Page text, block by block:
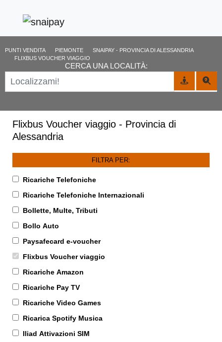
PUNTI VENDITA PIEMONTE
SNAIPAY - PROVINCIA DI ALESSANDRIA
FLIXBUS VOUCHER VIAGGIO
CERCA UNA LOCALITÀ:
Flixbus Voucher viaggio - Provincia di
Alessandria
FILTRA PER:
Ricariche Telefoniche
Ricariche Telefoniche Internazionali
Bollette, Multe, Tributi
Bollo Auto
Paysafecard e-voucher
Flixbus Voucher viaggio
Ricariche Amazon
Ricariche Pay TV
Ricariche Video Games
Ricarica Spotify Musica
Iliad Attivazioni SIM